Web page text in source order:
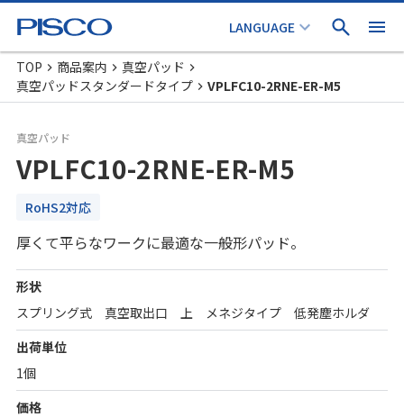
TOP 商品案内
真空パッド
真空パッドスタンダードタイプ
VPLFC10-2RNE-ER-M5
真空パッド
VPLFC10-2RNE-ER-M5
RoHS2対応
厚くて平らなワークに最適な一般形パッド。
形状
スプリング式 真空取出口 上 メネジタイプ 低発塵ホルダ
出荷単位
1個
価格